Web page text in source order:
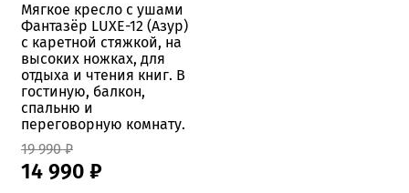
Мягкое кресло с ушами
Фантазёр LUXE-12 (Азур)
с каретной стяжкой, на
высоких ножках, для
отдыха и чтения книг. В
гостиную, балкон,
спальню и
переговорную комнату.
19 990 ₽
14 990 ₽